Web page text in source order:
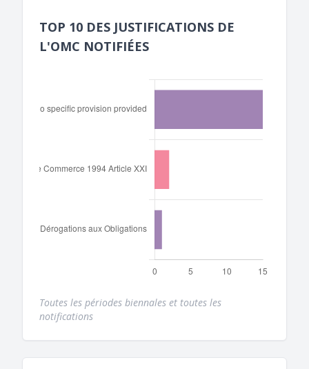
TOP 10 DES JUSTIFICATIONS DE
L'OMC NOTIFIÉES
Toutes les périodes biennales et toutes les
notifications